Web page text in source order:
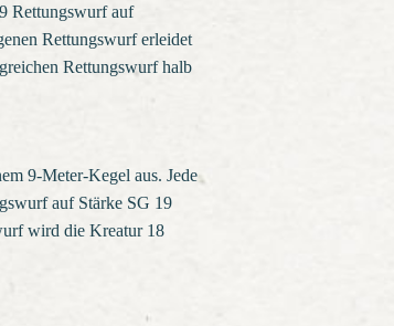
Rettungswurf auf
Rettungswurf erleidet
Rettungswurf halb
9-Meter-Kegel aus. Jede
auf Stärke SG 19
wird die Kreatur 18